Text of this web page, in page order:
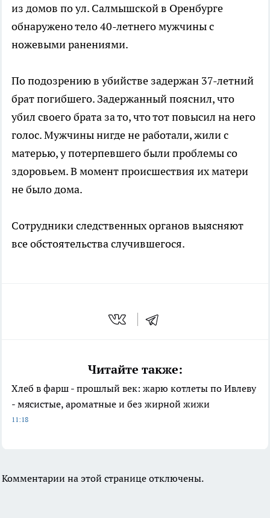
из домов по ул. Салмышской в Оренбурге
обнаружено тело 40-летнего мужчины с
ножевыми ранениями.
По подозрению в убийстве задержан 37-летний
брат погибшего. Задержанный пояснил, что
убил своего брата за то, что тот повысил на него
голос. Мужчины нигде не работали, жили с
матерью, у потерпевшего были проблемы со
здоровьем. В момент происшествия их матери
не было дома.
Сотрудники следственных органов выясняют
все обстоятельства случившегося.
Читайте также:
Хлеб в фарш - прошлый век: жарю котлеты по Ивлеву
- мясистые, ароматные и без жирной жижи
11:18
Комментарии на этой странице отключены.